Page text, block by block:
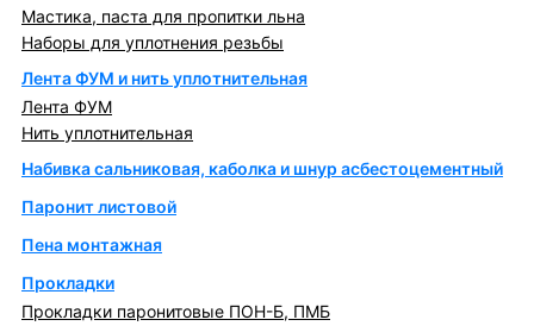
Мастика, паста для пропитки льна
Наборы для уплотнения резьбы
Лента ФУМ и нить уплотнительная
Лента ФУМ
Нить уплотнительная
Набивка сальниковая, каболка и шнур асбестоцементный
Паронит листовой
Пена монтажная
Прокладки
Прокладки паронитовые ПОН-Б, ПМБ